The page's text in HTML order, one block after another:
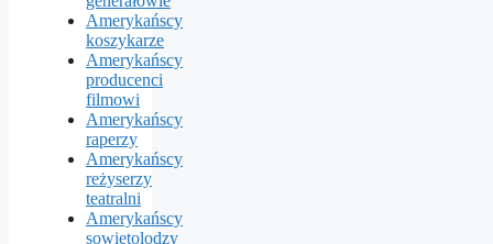
Amerykańscy
koszykarze
Amerykańscy
producenci
filmowi
Amerykańscy
raperzy
Amerykańscy
reżyserzy
teatralni
Amerykańscy
sowietolodzy